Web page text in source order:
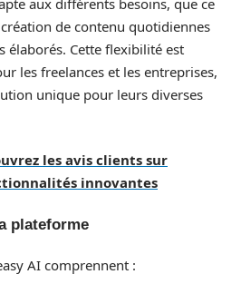
de contenu quotidiennes
élaborés. Cette flexibilité est
les freelances et les entreprises,
unique pour leurs diverses
les avis clients sur
innovantes
plateforme
AI comprennent :